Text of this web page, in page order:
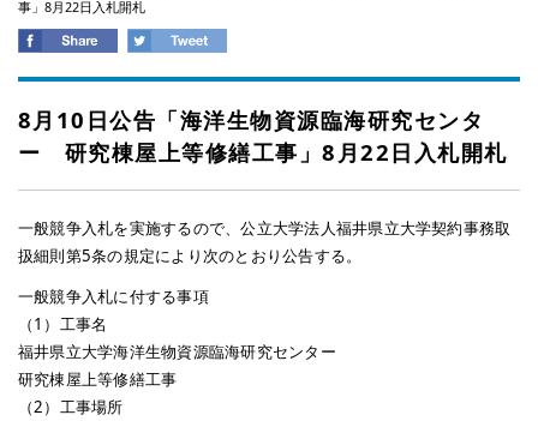
事」8月22日入札開札
8月10日公告「海洋生物資源臨海研究センタ
ー 研究棟屋上等修繕工事」8月22日入札開札
一般競争入札を実施するので、公立大学法人福井県立大学契約事務取
扱細則第5条の規定により次のとおり公告する。
一般競争入札に付する事項
（1）工事名
福井県立大学海洋生物資源臨海研究センター
研究棟屋上等修繕工事
（2）工事場所